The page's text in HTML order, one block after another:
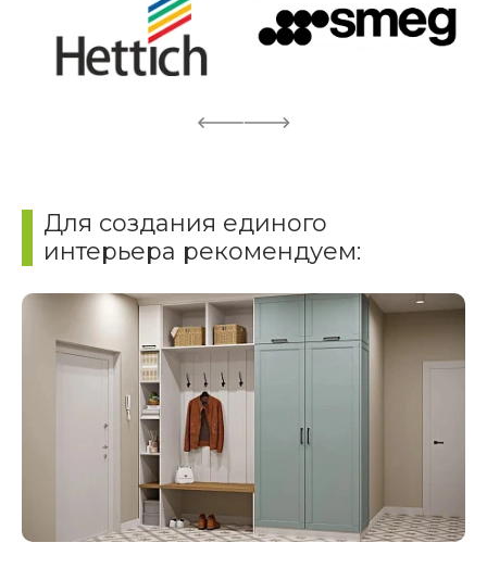
Для создания единого
интерьера рекомендуем: